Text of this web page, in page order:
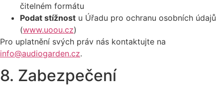
čitelném formátu
Podat stížnost u Úřadu pro ochranu osobních údajů
(www.uoou.cz)
Pro uplatnění svých práv nás kontaktujte na
info@audiogarden.cz.
8. Zabezpečení